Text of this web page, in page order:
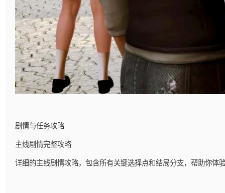
剧情与任务攻略
主线剧情完整攻略
详细的主线剧情攻略，包含所有关键选择点和结局分支，帮助你体